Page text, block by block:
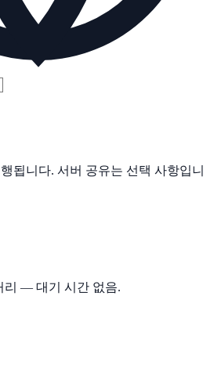
됩니다. 서버 공유는 선택 사항입니
리 — 대기 시간 없음.